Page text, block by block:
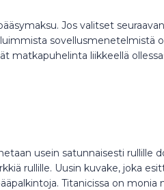
Jos valitset
sovellusmenetelmistä
matkapuhelinta liikkeellä
usein satunnaisesti rullille
rullille. Uusin kuvake, joka
Titanicissa on monia